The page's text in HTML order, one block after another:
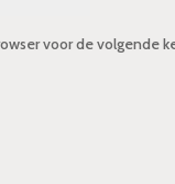
voor de volgende